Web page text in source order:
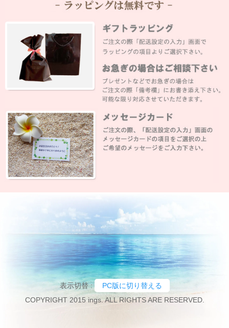
表示切替 :
PC版に切り替える
COPYRIGHT 2015 ings. ALL RIGHTS ARE RESERVED.